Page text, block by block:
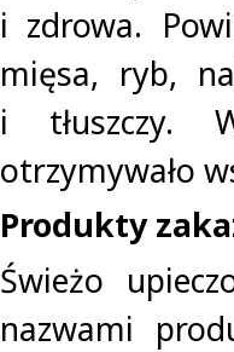
i zdrowa.
mięsa, ryb,
i tłuszczy.
otrzymywało
Produkty
Świeżo
nazwami